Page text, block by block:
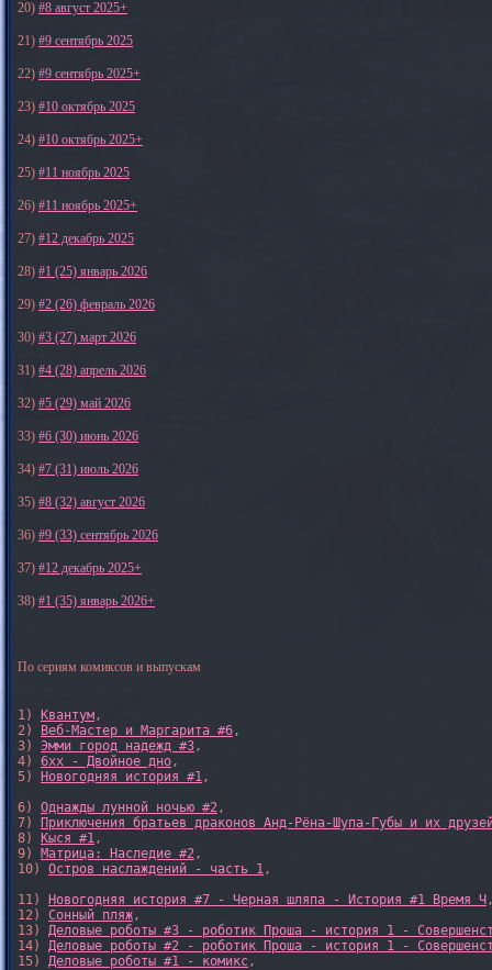
20) #8 август 2025+
21) #9 сентябрь 2025
22) #9 сентябрь 2025+
23) #10 октябрь 2025
24) #10 октябрь 2025+
25) #11 ноябрь 2025
26) #11 ноябрь 2025+
27) #12 декабрь 2025
28) #1 (25) январь 2026
29) #2 (26) февраль 2026
30) #3 (27) март 2026
31) #4 (28) апрель 2026
32) #5 (29) май 2026
33) #6 (30) июнь 2026
34) #7 (31) июль 2026
35) #8 (32) август 2026
36) #9 (33) сентябрь 2026
37) #12 декабрь 2025+
38) #1 (35) январь 2026+
По сериям комиксов и выпускам
1) Квантум,
2)
Веб-Мастер и Маргарита #6,
3) Эмми город надежд #3,
4) 6xx - Двойное дно,
5)
Новогодняя история #1,
6) Однажды лунной ночью #2,
7)
Приключения братьев драконов Анд-Рёна-Шупа-Губы и их
8)
Кыся #1,
9) Матрица: Наследие #2,
10) Остров наслаждений - часть 1,
11)
Новогодняя история #7 - Черная шляпа - История #1 Время Ч
12) Сонный пляж,
13) Деловые роботы #3 - роботик Проша - история 1 -
14) Деловые роботы #2 - роботик Проша - история 1 -
15) Деловые роботы #1 - комикс,